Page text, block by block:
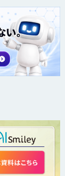
支援
）